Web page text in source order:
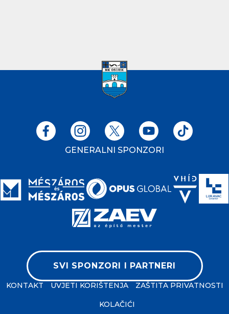
GENERALNI SPONZORI
SVI SPONZORI I PARTNERI
KONTAKT UVJETI KORIŠTENJA ZAŠTITA PRIVATNOSTI
KOLAČIĆI